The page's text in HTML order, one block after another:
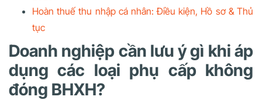
Hoàn thuế thu nhập cá nhân: Điều kiện, Hồ sơ & Thủ
tục
Doanh nghiệp cần lưu ý gì khi áp
dụng các loại phụ cấp không
đóng BHXH?